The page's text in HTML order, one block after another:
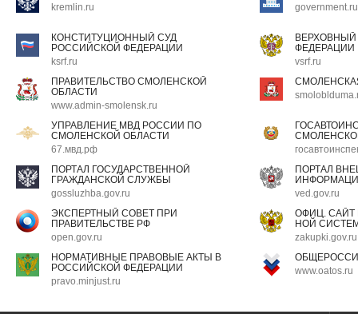
kremlin.ru
government.ru
КОНСТИТУЦИОННЫЙ СУД
РОССИЙСКОЙ ФЕДЕРАЦИИ
ksrf.ru
ФЕДЕРАЦИИ
vsrf.ru
ПРАВИТЕЛЬСТВО СМОЛЕНСКОЙ
ОБЛАСТИ
www.admin-smolensk.ru
УПРАВЛЕНИЕ МВД РОССИИ ПО
СМОЛЕНСКОЙ ОБЛАСТИ
67.мвд.рф
ПОРТАЛ ГОСУДАРСТВЕННОЙ
ГРАЖДАНСКОЙ СЛУЖБЫ
gossluzhba.gov.ru
ПОРТАЛ
ved.gov.ru
ЭКСПЕРТНЫЙ СОВЕТ ПРИ
ПРАВИТЕЛЬСТВЕ РФ
open.gov.ru
ОФИЦ.
НОЙ
zakupki.gov.ru
НОРМАТИВНЫЕ ПРАВОВЫЕ АКТЫ В
РОССИЙСКОЙ ФЕДЕРАЦИИ
pravo.minjust.ru
www.oatos.ru